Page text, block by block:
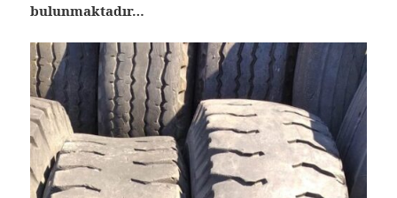
bulunmaktadır…